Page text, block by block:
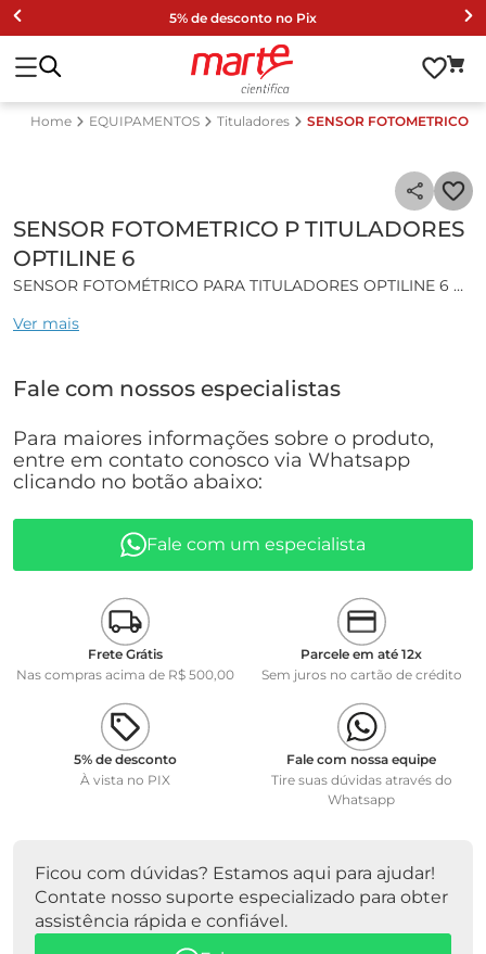
5% de desconto no Pix
EQUIPAMENTOS Tituladores SENSOR FOTOMETRICO
SENSOR FOTOMETRICO P TITULADORES
OPTILINE 6
SENSOR FOTOMÉTRICO PARA TITULADORES OPTILINE 6
Especificações técnicas:
• Comprimento: 132 mm
• Material do Corpo: Titânio
• Cabo: Cabo fixo de 02 metros
• Conexões: USB-A, BNC-plug com um adaptador BNC-DIN
• Alimentação: Via USB
• Faixa de pH: 0 a 14 pH
• Comprimentos de Onda: 470, 520, 570, 590, 605 e 625 nm
Referência 285221300
Marca SI Analytics
Ver mais
Fale com nossos especialistas
Para maiores informações sobre o produto,
entre em contato conosco via Whatsapp
clicando no botão abaixo:
Fale com um especialista
Frete Grátis
Nas compras acima de R$ 500,00
Parcele em até 12x
Sem juros no cartão de crédito
5% de desconto
À vista no PIX
Fale com nossa equipe
Tire suas dúvidas através do
Whatsapp
Ficou com dúvidas? Estamos aqui para ajudar!
Contate nosso suporte especializado para obter
assistência rápida e confiável.